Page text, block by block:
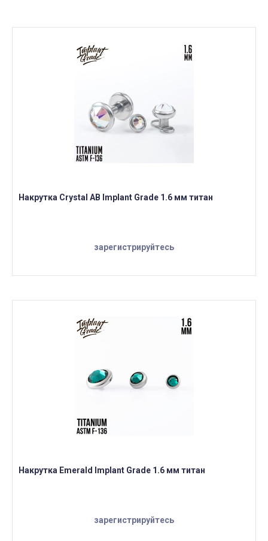
Накрутка Crystal AB Implant Grade 1.6 мм титан
зарегистрируйтесь
Накрутка Emerald Implant Grade 1.6 мм титан
зарегистрируйтесь